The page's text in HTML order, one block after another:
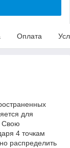
Оплата
для
Свою
4 точкам
распределить